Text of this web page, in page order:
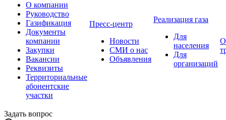
О компании
Руководство
Газификация
Документы
компании
Закупки
Вакансии
Реквизиты
Территориальные
абонентские
участки
Пресс-центр
Новости
СМИ о нас
Объявления
Реализация газа
Для
населения
Для
организаций
Задать вопрос